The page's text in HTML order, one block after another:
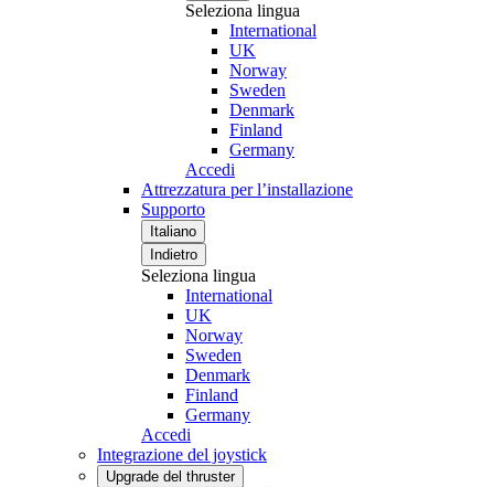
Seleziona lingua
International
UK
Norway
Sweden
Denmark
Finland
Germany
Accedi
Attrezzatura per l’installazione
Supporto
Italiano
Indietro
Seleziona lingua
International
UK
Norway
Sweden
Denmark
Finland
Germany
Accedi
Integrazione del joystick
Upgrade del thruster